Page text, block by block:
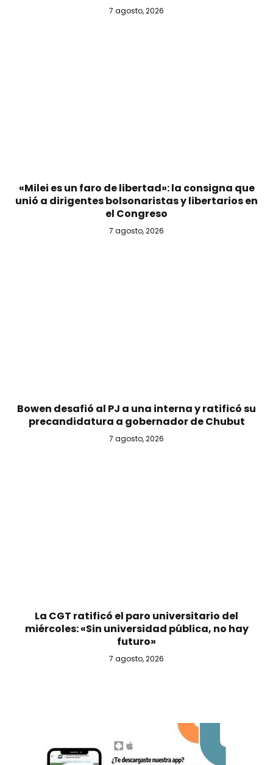
7 agosto, 2026
«Milei es un faro de libertad»: la consigna que
unió a dirigentes bolsonaristas y libertarios en
el Congreso
7 agosto, 2026
Bowen desafió al PJ a una interna y ratificó su
precandidatura a gobernador de Chubut
7 agosto, 2026
La CGT ratificó el paro universitario del
miércoles: «Sin universidad pública, no hay
futuro»
7 agosto, 2026